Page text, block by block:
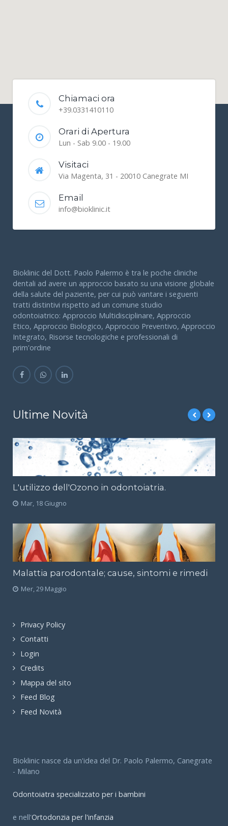
Chiamaci ora
+39.0331410110
Orari di Apertura
Lun - Sab 9.00 - 19.00
Visitaci
Via Magenta, 31 - 20010 Canegrate MI
Email
info@bioklinic.it
Bioklinic del Dott. Paolo Palermo è tra le poche cliniche
dentali ad avere un approccio basato su una visione globale
della salute del paziente, per cui può vantare i seguenti
tratti distintivi rispetto ad un comune studio
odontoiatrico: Approccio Multidisciplinare, Approccio
Etico, Approccio Biologico, Approccio Preventivo, Approccio
Integrato, Risorse tecnologiche e professionali di
prim'ordine
Ultime Novità
L'utilizzo dell'Ozono in odontoiatria.
Mar, 18 Giugno
Malattia parodontale; cause, sintomi e rimedi
Mer, 29 Maggio
Privacy Policy
Contatti
Login
Credits
Mappa del sito
Feed Blog
Feed Novità
Bioklinic nasce da un'idea del Dr. Paolo Palermo, Canegrate
- Milano
Odontoiatra specializzato per i bambini
e nell'Ortodonzia per l'infanzia